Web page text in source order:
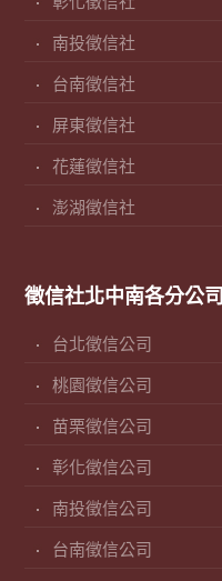
南投徵信社
台南徵信社
屏東徵信社
花蓮徵信社
澎湖徵信社
徵信社北中南各分公司
台北徵信公司
桃園徵信公司
苗栗徵信公司
彰化徵信公司
南投徵信公司
台南徵信公司